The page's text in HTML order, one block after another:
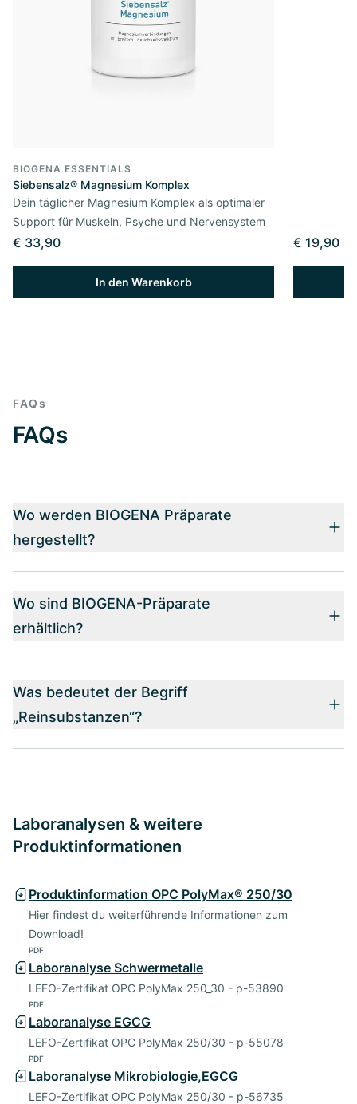
BIOGENA ESSENTIALS
Siebensalz® Magnesium Komplex
Dein täglicher Magnesium Komplex als optimaler
Support für Muskeln, Psyche und Nervensystem
€ 33,90
In den Warenkorb
€ 19,90
FAQs
FAQs
Wo werden BIOGENA Präparate
hergestellt?
Wo sind BIOGENA-Präparate
erhältlich?
Was bedeutet der Begriff
„Reinsubstanzen“?
Laboranalysen & weitere
Produktinformationen
Produktinformation OPC PolyMax® 250/30
Hier findest du weiterführende Informationen zum
Download!
PDF
Laboranalyse Schwermetalle
LEFO-Zertifikat OPC PolyMax 250_30 - p-53890
PDF
Laboranalyse EGCG
LEFO-Zertifikat OPC PolyMax 250/30 - p-55078
PDF
Laboranalyse Mikrobiologie,EGCG
LEFO-Zertifikat OPC PolyMax 250/30 - p-56735